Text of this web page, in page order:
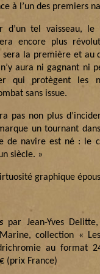
à l’un des premiers
d’un tel vaisseau,
encore plus
sera la première et
aura ni gagnant ni
qui protègent les
sans issue.
pas non plus
un tournant
de navire est né : le
siècle. »
graphique
par Jean-Yves
collection «
au format
(prix France)